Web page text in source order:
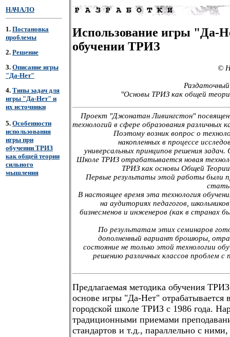
НАЧАЛО
1. Постановка
проблемы
2. Решение
3. Описание игры
"Да-Нет"
4. Типы задач для
игры "Да-Нет" и
их источники
5. Особенности
использования
игры при
обучении ТРИЗ
как общей теории
сильного
мышления
Использование игры "Да-
обучении ТРИЗ
©
"Основы ТРИЗ как общей
Проект "Джонатан Ливингстон"
технологий в сфере образования различных
Поэтому возник вопрос о
накопленных в процессе
универсальных принципов решения
Школе ТРИЗ отрабатывается новая
ТРИЗ как основы Общей
Первые результаты этой работы были
В настоящее время эта технология
на аудиториях педагогов,
бизнесменов и инженеров (как в странах
По результатам этих семинаров
дополненный вариант брошюры,
состояние не только этой технологии
решению различных классов проблем с
Предлагаемая методика обучения
основе игры "Да-Нет" отрабатывается
городской школе ТРИЗ с 1986 года.
традиционными приемами
стандартов и т.д., параллельно с ними,